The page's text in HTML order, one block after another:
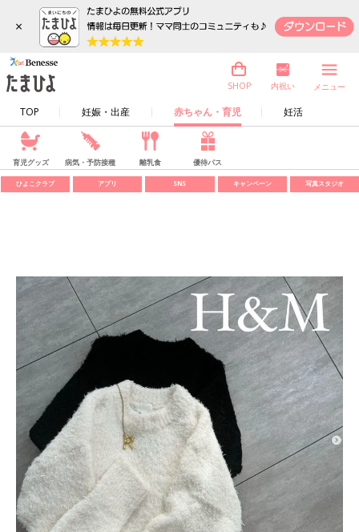
×
TOP 妊娠・出産 赤ちゃん・育児 妊活
SHOP 内祝い メニュー
育児グッズ 病気・予防接種 離乳食 優待パス
ひよこクラブ アプリ SNS キャンペーン 写真スタジオ